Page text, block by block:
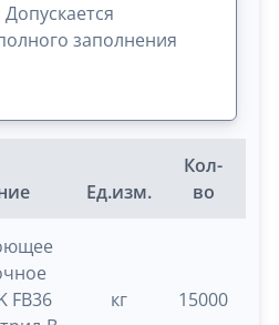
Допускается
заполнения
Ед.изм.
Кол-
во
FB36
кг 15000